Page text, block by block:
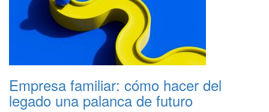
Empresa familiar: cómo hacer del
legado una palanca de futuro